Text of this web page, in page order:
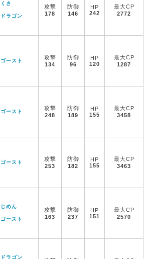
くさ
ドラゴン
攻撃
178
防御
146
HP
242
最大CP
2772
ゴースト
攻撃
134
防御
96
HP
120
最大CP
1287
ゴースト
攻撃
248
防御
189
HP
155
最大CP
3458
ゴースト
攻撃
253
防御
182
HP
155
最大CP
3463
じめん
ゴースト
攻撃
163
防御
237
HP
151
最大CP
2570
ドラゴン